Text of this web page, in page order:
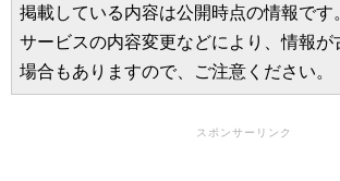
掲載している内容は公開時点の情報です
サービスの内容変更などにより、情報が
場合もありますので、ご注意ください。
スポンサーリンク